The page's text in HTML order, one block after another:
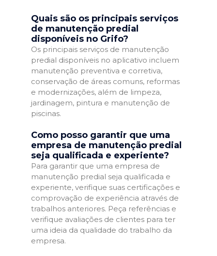
Quais são os principais serviços
de manutenção predial
disponíveis no Grifo?
Os principais serviços de manutenção
predial disponíveis no aplicativo incluem
manutenção preventiva e corretiva,
conservação de áreas comuns, reformas
e modernizações, além de limpeza,
jardinagem, pintura e manutenção de
piscinas.
Como posso garantir que uma
empresa de manutenção predial
seja qualificada e experiente?
Para garantir que uma empresa de
manutenção predial seja qualificada e
experiente, verifique suas certificações e
comprovação de experiência através de
trabalhos anteriores. Peça referências e
verifique avaliações de clientes para ter
uma ideia da qualidade do trabalho da
empresa.